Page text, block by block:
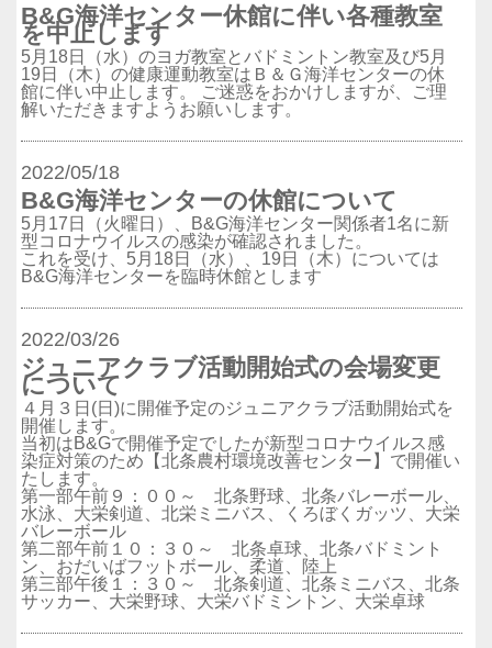
B&G海洋センター休館に伴い各種教室
を中止します
5月18日（水）のヨガ教室とバドミントン教室及び5月
19日（木）の健康運動教室はＢ＆Ｇ海洋センターの休
館に伴い中止します。 ご迷惑をおかけしますが、ご理
解いただきますようお願いします。
2022/05/18
B&G海洋センターの休館について
5月17日（火曜日）、B&G海洋センター関係者1名に新
型コロナウイルスの感染が確認されました。
これを受け、5月18日（水）、19日（木）については
B&G海洋センターを臨時休館とします
2022/03/26
ジュニアクラブ活動開始式の会場変更
について
４月３日(日)に開催予定のジュニアクラブ活動開始式を
開催します。
当初はB&Gで開催予定でしたが新型コロナウイルス感
染症対策のため【北条農村環境改善センター】で開催い
たします。
第一部午前９：００～ 北条野球、北条バレーボール、
水泳、大栄剣道、北栄ミニバス、くろぼくガッツ、大栄
バレーボール
第二部午前１０：３０～ 北条卓球、北条バドミント
ン、おだいばフットボール、柔道、陸上
第三部午後１：３０～ 北条剣道、北条ミニバス、北条
サッカー、大栄野球、大栄バドミントン、大栄卓球